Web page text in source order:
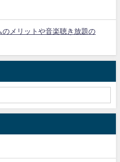
のメリットや音楽聴き放題の